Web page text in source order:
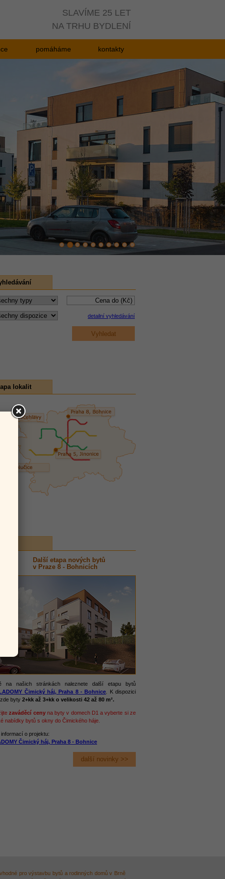
SLAVÍME 25 LET
NA TRHU BYDLENÍ
pomáháme kontakty
detailní vyhledávání
lokalit
Další etapa nových bytů
v Praze 8 - Bohnicích
na našich stránkách naleznete další etapu bytů
Čimický háj, Praha 8 - Bohnice . K dispozici
byty 2+kk až 3+kk o velikosti 42 až 80 m².
zaváděcí cenyna byty v domech D1 a vyberte si ze
nabídky bytů s okny do Čimického háje.
o projektu:
Čimický háj, Praha 8 - Bohnice
další novinky >>
pro výstavbu bytů a rodinných domů v Brně